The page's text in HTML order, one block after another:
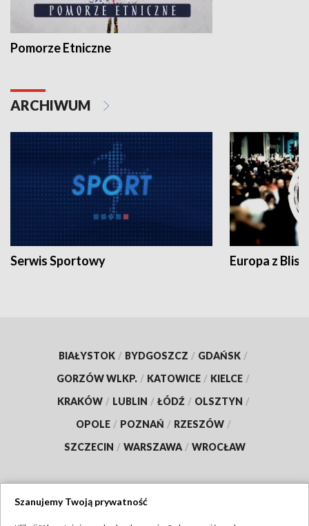
Pomorze Etniczne
ARCHIWUM
Serwis Sportowy Europa z
BIAŁYSTOK / BYDGOSZCZ / GDAŃSK /
GORZÓW WLKP. / KATOWICE / KIELCE /
KRAKÓW / LUBLIN / ŁÓDŹ / OLSZTYN /
OPOLE / POZNAŃ / RZESZÓW /
SZCZECIN / WARSZAWA / WROCŁAW
Szanujemy Twoją prywatność